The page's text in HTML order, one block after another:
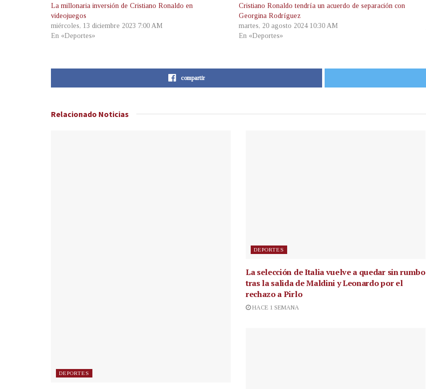
La millonaria inversión de Cristiano Ronaldo en
videojuegos
miércoles, 13 diciembre 2023 7:00 AM
En «Deportes»
Cristiano Ronaldo tendría un acuerdo de separación con
Georgina Rodríguez
martes, 20 agosto 2024 10:30 AM
En «Deportes»
compartir
Relacionado Noticias
DEPORTES
DEPORTES
La selección de Italia vuelve a quedar sin rumbo
tras la salida de Maldini y Leonardo por el
rechazo a Pirlo
HACE 1 SEMANA